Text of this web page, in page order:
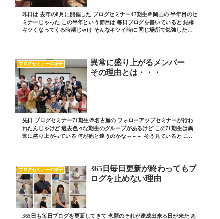
昨日は 去年の8月に開催した ブログセミナー47期生＠岡山の 半年目のセ
ミナーじゃった この半年という節目は 毎日ブログを書いていると 結構
キツくなってくる時期じゃけ そんなキツイ時に 同じ場所で勉強したみ
ブログセミナーの様子
異常に盛り上がるメンバー
その理由とは・・・
先日 ブログセミナー71期生＠名古屋の フォローアップセミナーが行わ
れたんじゃけど 過去色々な期生のグループがあるけど この71期生は異
常に盛り上がっている 何が他と違うのかな～～～ そう見ていると この
ブログセミナーの様子
365日毎日更新が終わってもブ
ログを止めない理由
365日も毎日ブログを更新してきて 念願のそれが達成出来る日が来た あ